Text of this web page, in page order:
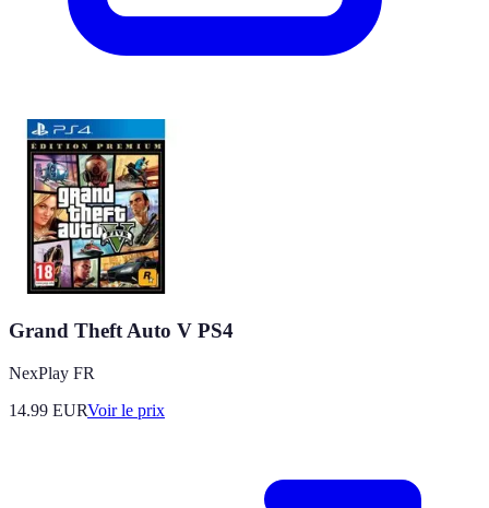
Grand Theft Auto V PS4
NexPlay FR
14.99 EURVoir le prix